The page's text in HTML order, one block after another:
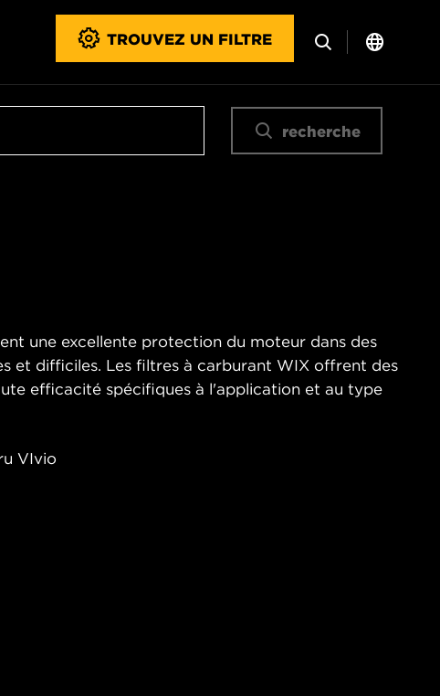
TROUVEZ UN FILTRE
recherche
une excellente protection du moteur dans des
et difficiles. Les filtres à carburant WIX offrent des
efficacité spécifiques à l'application et au type
VIvio